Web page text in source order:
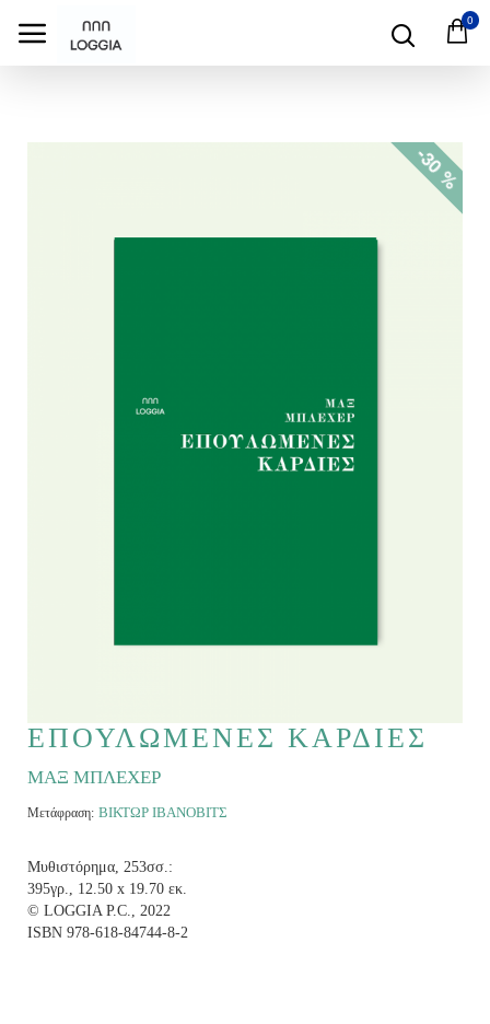
0
-30 %
ΕΠΟΥΛΩΜΕΝΕΣ ΚΑΡΔΙΕΣ
ΜΑΞ ΜΠΛΕΧΕΡ
Μετάφραση: ΒΙΚΤΩΡ ΙΒΑΝΟΒΙΤΣ
Μυθιστόρημα, 253σσ.:
395γρ., 12.50 x 19.70 εκ.
© LOGGIA P.C., 2022
ISBN 978-618-84744-8-2